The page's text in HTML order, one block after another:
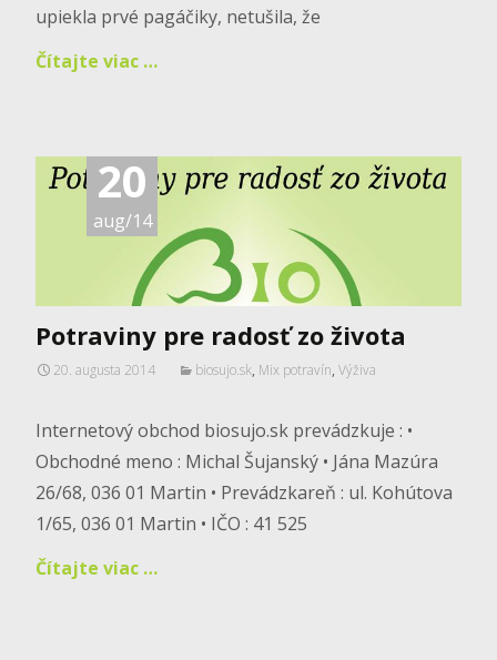
upiekla prvé pagáčiky, netušila, že
Čítajte viac …
20
aug/14
Potraviny pre radosť zo života
20. augusta 2014 biosujo.sk, Mix potravín, Výživa
Internetový obchod biosujo.sk prevádzkuje : •
Obchodné meno : Michal Šujanský • Jána Mazúra
26/68, 036 01 Martin • Prevádzkareň : ul. Kohútova
1/65, 036 01 Martin • IČO : 41 525
Čítajte viac …